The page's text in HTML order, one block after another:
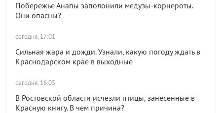
Побережье Анапы заполонили медузы-корнероты.
Они опасны?
сегодня, 17:01
Сильная жара и дожди. Узнали, какую погоду ждать в
Краснодарском крае в выходные
сегодня, 16:05
В Ростовской области исчезли птицы, занесенные в
Красную книгу. В чем причина?